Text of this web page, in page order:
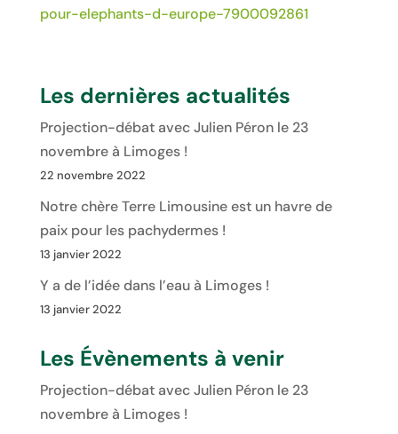
pour-elephants-d-europe-7900092861
Les dernières actualités
Projection-débat avec Julien Péron le 23
novembre à Limoges !
22 novembre 2022
Notre chère Terre Limousine est un havre de
paix pour les pachydermes !
13 janvier 2022
Y a de l’idée dans l’eau à Limoges !
13 janvier 2022
Les Évènements à venir
Projection-débat avec Julien Péron le 23
novembre à Limoges !